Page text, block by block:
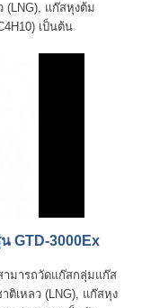
(LNG), แก๊สหุงต้ม
เป็นต้น
GTD-3000Ex
ามารถวัดแก๊สกลุ่มแก๊ส
ติเหลว (LNG), แก๊สหุง